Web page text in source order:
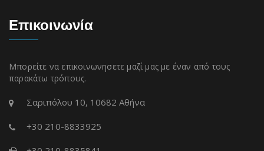
Επικοινωνία
Μπορείτε να επικοινωνησετε μαζί μας με έναν από τους
παρακάτω τρόπους.
Σαριπόλου 10, 10682 Αθήνα
+30 210-8833925